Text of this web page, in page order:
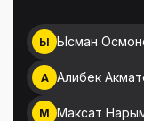
Ы Ысман
А Алибек
М Максат